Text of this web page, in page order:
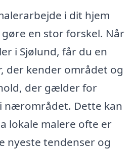
i dit hjem
en stor forskel. Når
i Sjølund, får du en
der kender området og
der gælder for
nærområdet. Dette kan
lokale malere ofte er
nyeste tendenser og